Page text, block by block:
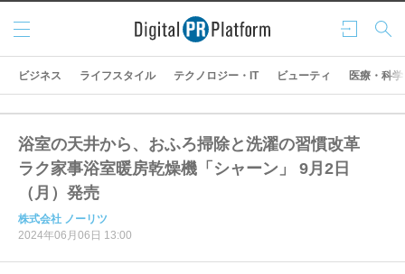
ログ
イン
検索
メニ
ュー
ビジネス ライフスタイル テクノロジー・IT ビューティ 医療・科学
浴室の天井から、おふろ掃除と洗濯の習慣改革
ラク家事浴室暖房乾燥機「シャーン」 9月2日
（月）発売
株式会社 ノーリツ
2024年06月06日 13:00